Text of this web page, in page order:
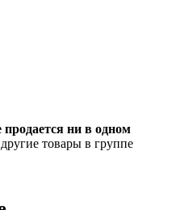
ни в одном
товары в группе